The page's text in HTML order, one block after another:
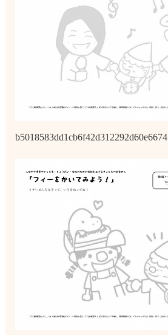
b5018583dd1cb6f42d312292d60e6674